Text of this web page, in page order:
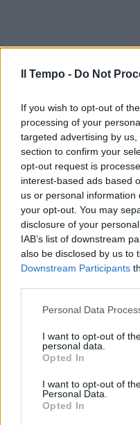
Il Tempo - Do Not
If you wish to opt-out of
processing of your
targeted advertising by
section to confirm your
opt-out request is
interest-based ads based
us or personal
your opt-out. You may
disclosure of your
IAB’s list of downstream
also be disclosed by us to
Downstream Participants
Personal Data
I want to opt-out of
personal data.
Opted In
I want to opt-out of
Personal Data.
Opted In